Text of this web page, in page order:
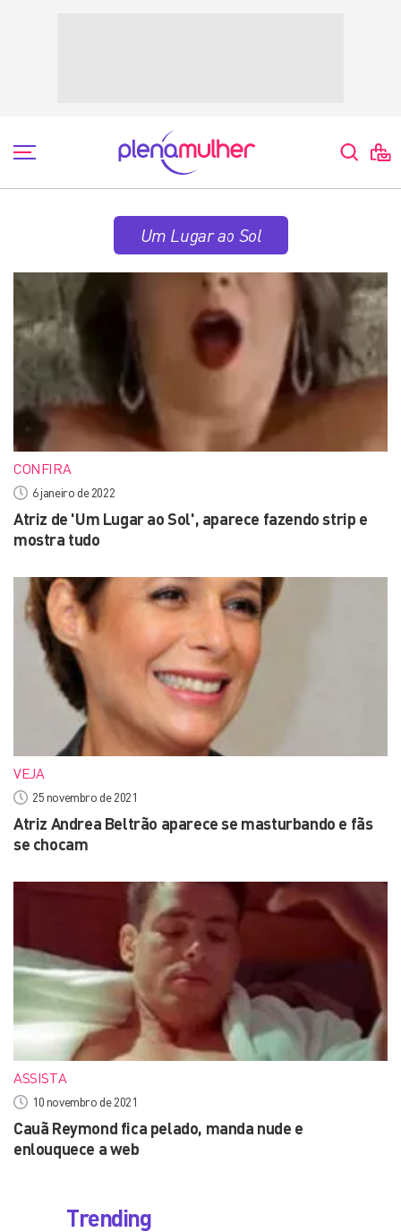
Um Lugar ao Sol
CONFIRA
6 janeiro de 2022
Atriz de 'Um Lugar ao Sol', aparece fazendo strip e
mostra tudo
VEJA
25 novembro de 2021
Atriz Andrea Beltrão aparece se masturbando e fãs
se chocam
ASSISTA
10 novembro de 2021
Cauã Reymond fica pelado, manda nude e
enlouquece a web
Trending